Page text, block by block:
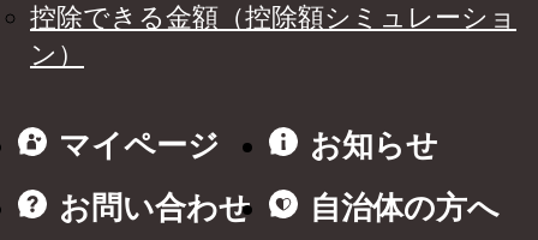
控除できる金額（控除額シミュレーショ
ン）
マイページ
お知らせ
お問い合わせ
自治体の方へ